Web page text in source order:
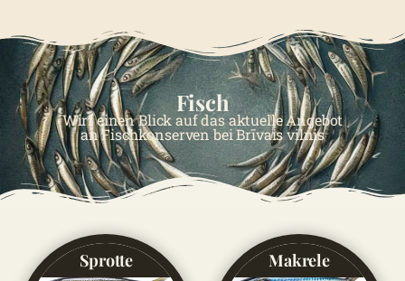
Fisch
Wirf einen Blick auf das aktuelle Angebot
an Fischkonserven bei Brīvais vilnis
Sprotte Makrele